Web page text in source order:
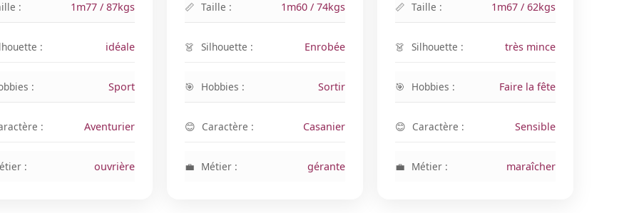
: 1m77 / 87kgs
: idéale
: Sport
: Aventurier
: ouvrière
Taille : 1m60 / 74kgs
Silhouette : Enrobée
Hobbies : Sortir
Caractère : Casanier
Métier : gérante
Taille : 1m67 / 62kgs
Silhouette : très mince
Hobbies : Faire la fête
Caractère : Sensible
Métier : maraîcher